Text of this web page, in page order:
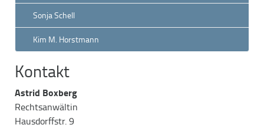
Sonja Schell
Kim M. Horstmann
Kontakt
Astrid Boxberg
Rechtsanwältin
Hausdorffstr. 9